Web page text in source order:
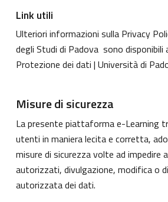
Link utili
Ulteriori informazioni sulla Privacy
degli Studi di Padova sono disponibili
Protezione dei dati | Università di
Misure di sicurezza
La presente piattaforma e-Learning
utenti in maniera lecita e corretta,
misure di sicurezza volte ad impedire
autorizzati, divulgazione, modifica o
autorizzata dei dati.